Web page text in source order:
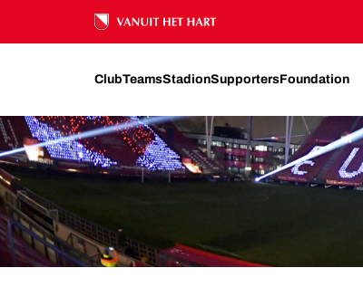
Ons nalatenschap
ClubTeamsStadionSupportersFoundation